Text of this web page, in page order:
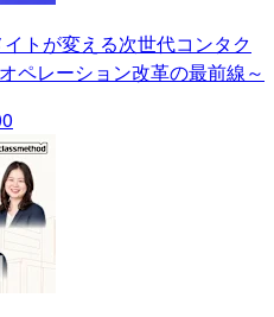
トが変える次世代コンタク
ペレーション改革の最前線～